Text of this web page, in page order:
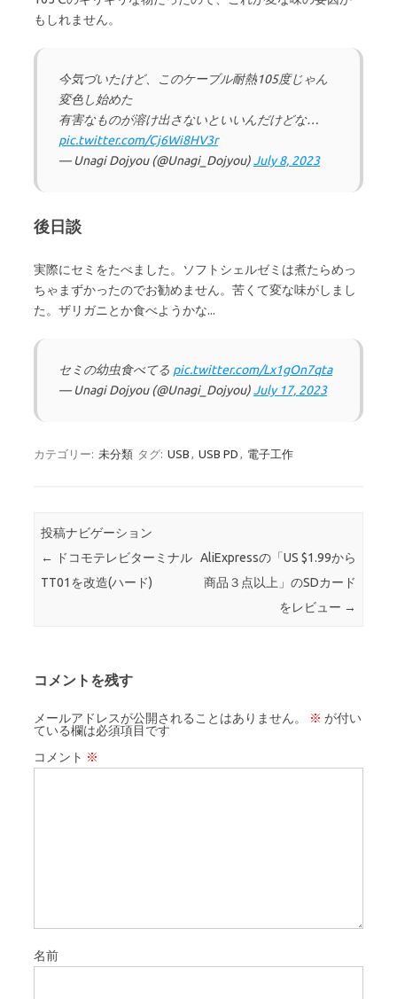
もしれません。
今気づいたけど、このケーブル耐熱105度じゃん
変色し始めた
有害なものが溶け出さないといいんだけどな…
pic.twitter.com/Cj6Wi8HV3r
— Unagi Dojyou (@Unagi_Dojyou)July 8, 2023
後日談
実際にセミをたべました。ソフトシェルゼミは煮たらめっ
ちゃまずかったのでお勧めません。苦くて変な味がしまし
た。ザリガニとか食べようかな...
セミの幼虫食べてる pic.twitter.com/Lx1gOn7qta
— Unagi Dojyou (@Unagi_Dojyou)July 17, 2023
カテゴリー: 未分類 タグ: USB , USB PD , 電子工作
投稿ナビゲーション
←
ドコモテレビターミナル
TT01を改造(ハード)
AliExpressの「US $1.99から
商品３点以上」のSDカード
をレビュー →
コメントを残す
メールアドレスが公開されることはありません。 ※ が付い
ている欄は必須項目です
コメント ※
名前